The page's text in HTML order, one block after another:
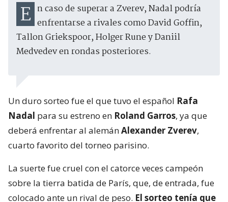
En caso de superar a Zverev, Nadal podría enfrentarse a rivales como David Goffin,
Tallon Griekspoor, Holger Rune y Daniil
Medvedev en rondas posteriores.
Un duro sorteo fue el que tuvo el español Rafa
Nadal para su estreno en Roland Garros, ya que
deberá enfrentar al alemánAlexander Zverev,
cuarto favorito del torneo parisino.
La suerte fue cruel con el catorce veces campeón
sobre la tierra batida de París, que, de entrada, fue
colocado ante un rival de peso. El sorteo tenía que